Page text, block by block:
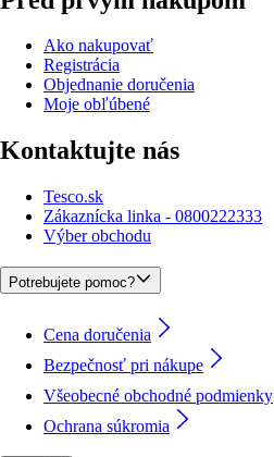
Ako nakupovať
Registrácia
Objednanie doručenia
Moje obľúbené
Kontaktujte nás
Tesco.sk
Zákaznícka linka - 0800222333
Výber obchodu
Potrebujete pomoc?
Cena doručenia
Bezpečnosť pri nákupe
Všeobecné obchodné podmienky
Ochrana súkromia